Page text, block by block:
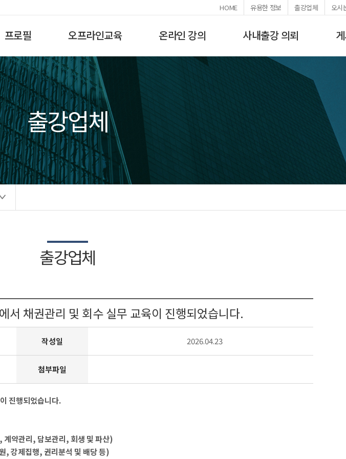
HOME 유용한 정보 출강업체 오시
프로필 오프라인교육 온라인 강의 사내출강 의뢰
출강업체
출강업체
서 채권관리 및 회수 실무 교육이 진행되었습니다.
작성일 2026.04.23
첨부파일
진행되었습니다.
계약관리, 담보관리, 회생 및 파산)
제집행, 권리분석 및 배당 등)